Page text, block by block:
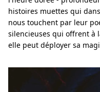
histoires muettes qui
nous touchent par leur
silencieuses qui offrent à
elle peut déployer sa